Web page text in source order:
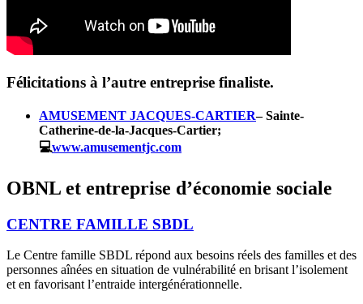
Félicitations à l’autre entreprise finaliste.
AMUSEMENT JACQUES-CARTIER– Sainte-
Catherine-de-la-Jacques-Cartier;
💻www.amusementjc.com
OBNL et entreprise d’économie sociale
CENTRE FAMILLE SBDL
Le Centre famille SBDL répond aux besoins réels des familles et des
personnes aînées en situation de vulnérabilité en brisant l’isolement
et en favorisant l’entraide intergénérationnelle.